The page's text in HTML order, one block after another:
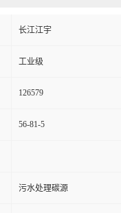
长江江宇
工业级
126579
56-81-5
污水处理碳源